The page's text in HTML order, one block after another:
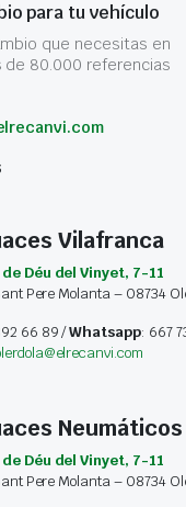
para tu vehículo
que necesitas en
de 80.000 referencias
Vilafranca
Déu del Vinyet, 7-11
Pere Molanta – 08734
66 89 /Whatsapp: 667
Neumáticos
Déu del Vinyet, 7-11
Pere Molanta – 08734